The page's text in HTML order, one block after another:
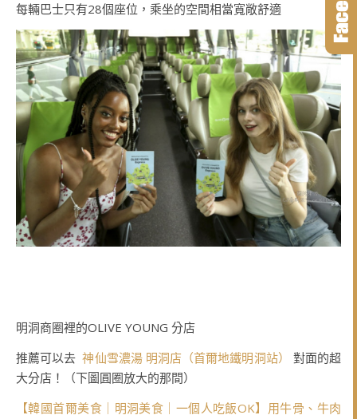
每輛巴士只有28個座位，乘坐的空間相當寬敞舒適
明洞商圈裡的OLIVE YOUNG 分店
推薦可以去神仙雪濃湯 明洞店（首爾地鐵明洞站）
對面的超
大分店！（下圖圓圈放大的那間）
【韓國首爾美食｜明洞美食｜一個人吃飯OK】用牛骨、牛肉